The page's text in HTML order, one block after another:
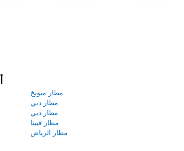
مطار ميونخ
مطار دبي
مطار دبي
مطار فيينا
مطار الرياض